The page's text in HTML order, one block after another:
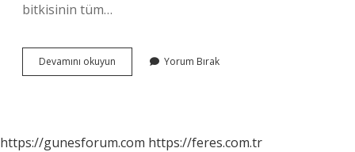
bitkisinin tüm…
Devamını okuyun Ayçiçeği
Nasıl
Yorum Bırak
https://gunesforum.com https://feres.com.tr